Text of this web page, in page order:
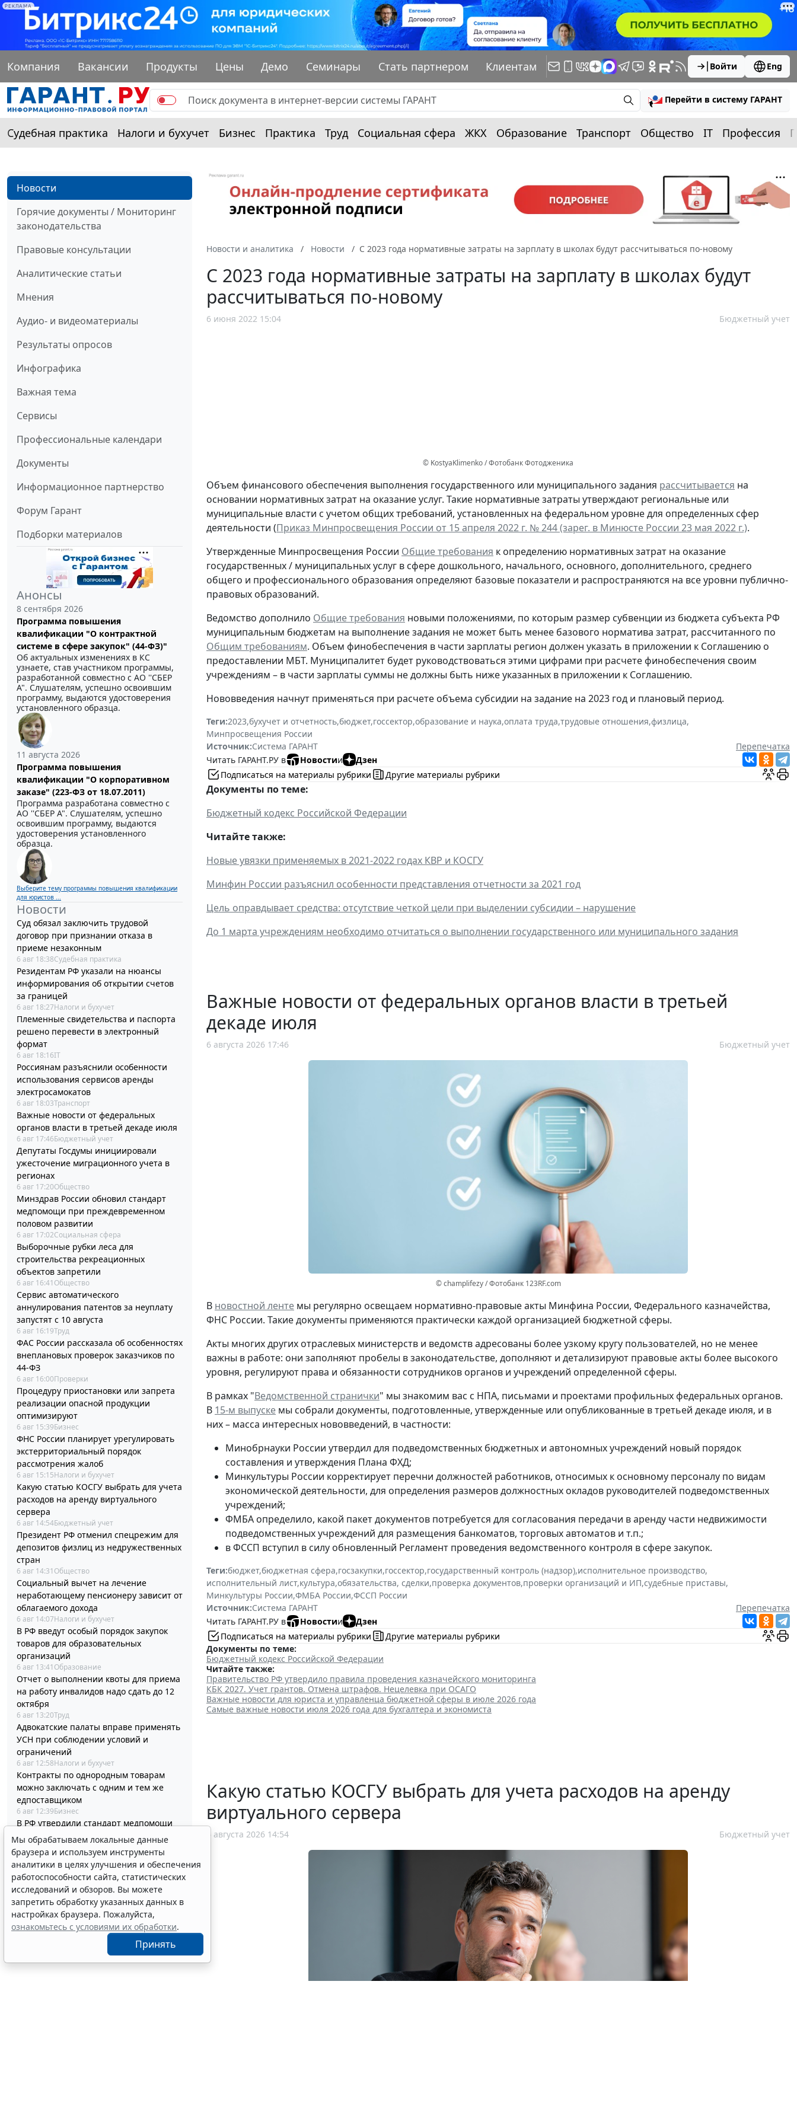
РЕКЛАМА
Компания Вакансии Продукты Цены Демо Семинары Стать партнером Клиентам Войти Eng
Перейти в систему ГАРАНТ
Судебная практика Налоги и бухучет Бизнес Практика Труд Социальная сфера ЖКХ Образование Транспорт Общество IT Профессия
Новости
Горячие документы / Мониторинг
законодательства
Правовые консультации
Аналитические статьи
Мнения
Аудио- и видеоматериалы
Результаты опросов
Инфографика
Важная тема
Сервисы
Профессиональные календари
Документы
Информационное партнерство
Форум Гарант
Подборки материалов
Анонсы
8 сентября 2026
Программа повышения
квалификации "О контрактной
системе в сфере закупок" (44-ФЗ)"
Об актуальных изменениях в КС
узнаете, став участником программы,
разработанной совместно с АО ''СБЕР
А". Слушателям, успешно освоившим
программу, выдаются удостоверения
установленного образца.
11 августа 2026
Программа повышения
квалификации "О корпоративном
заказе" (223-ФЗ от 18.07.2011)
Программа разработана совместно с
АО ''СБЕР А". Слушателям, успешно
освоившим программу, выдаются
удостоверения установленного
образца.
Выберите тему программы повышения квалификации
для юристов ...
Новости
Суд обязал заключить трудовой
договор при признании отказа в
приеме незаконным
6 авг 18:38Судебная практика
Резидентам РФ указали на нюансы
информирования об открытии счетов
за границей
6 авг 18:27Налоги и бухучет
Племенные свидетельства и паспорта
решено перевести в электронный
формат
6 авг 18:16IT
Россиянам разъяснили особенности
использования сервисов аренды
электросамокатов
6 авг 18:03Транспорт
Важные новости от федеральных
органов власти в третьей декаде июля
6 авг 17:46Бюджетный учет
Депутаты Госдумы инициировали
ужесточение миграционного учета в
регионах
6 авг 17:20Общество
Минздрав России обновил стандарт
медпомощи при преждевременном
половом развитии
6 авг 17:02Социальная сфера
Выборочные рубки леса для
строительства рекреационных
объектов запретили
6 авг 16:41 Общество
Сервис автоматического
аннулирования патентов за неуплату
запустят с 10 августа
6 авг 16:19Труд
ФАС России рассказала об особенностях
внеплановых проверок заказчиков по
44-ФЗ
6 авг 16:00Проверки
Процедуру приостановки или запрета
реализации опасной продукции
оптимизируют
6 авг 15:39Бизнес
ФНС России планирует урегулировать
экстерриториальный порядок
рассмотрения жалоб
6 авг 15:15Налоги и бухучет
Какую статью КОСГУ выбрать для учета
расходов на аренду виртуального
сервера
6 авг 14:54Бюджетный учет
Президент РФ отменил спецрежим для
депозитов физлиц из недружественных
стран
6 авг 14:31 Общество
Социальный вычет на лечение
неработающему пенсионеру зависит от
облагаемого дохода
6 авг 14:07Налоги и бухучет
В РФ введут особый порядок закупок
товаров для образовательных
организаций
6 авг 13:41 Образование
Отчет о выполнении квоты для приема
на работу инвалидов надо сдать до 12
октября
6 авг 13:20Труд
Адвокатские палаты вправе применять
УСН при соблюдении условий и
ограничений
6 авг 12:58Налоги и бухучет
Контракты по однородным товарам
можно заключать с одним и тем же
едпоставщиком
6 авг 12:39Бизнес
В РФ утвердили стандарт медпомощи
детям при наследственной
тирозинемии 1 типа
6 авг 12:10 Социальная сфера
Новости и аналитика Новости С 2023 года нормативные затраты на зарплату в школах будут рассчитываться по-новому
С 2023 года нормативные затраты на зарплату в школах будут
рассчитываться по-новому
6 июня 2022 15:04 Бюджетный учет
© KostyaKlimenko / Фотобанк Фотодженика
Объем финансового обеспечения выполнения государственного или муниципального задания рассчитывается на
основании нормативных затрат на оказание услуг. Такие нормативные затраты утверждают региональные или
муниципальные власти с учетом общих требований, установленных на федеральном уровне для определенных сфер
деятельности (Приказ Минпросвещения России от 15 апреля 2022 г. № 244 (зарег. в Минюсте России 23 мая 2022 г.).
Утвержденные Минпросвещения России Общие требования к определению нормативных затрат на оказание
государственных / муниципальных услуг в сфере дошкольного, начального, основного, дополнительного, среднего
общего и профессионального образования определяют базовые показатели и распространяются на все уровни публично-
правовых образований.
Ведомство дополнило Общие требования новыми положениями, по которым размер субвенции из бюджета субъекта РФ
муниципальным бюджетам на выполнение задания не может быть менее базового норматива затрат, рассчитанного по
Общим требованиям. Объем финобеспечения в части зарплаты регион должен указать в приложении к Соглашению о
предоставлении МБТ. Муниципалитет будет руководствоваться этими цифрами при расчете финобеспечения своим
учреждениям – в части зарплаты суммы не должны быть ниже указанных в приложении к Соглашению.
Нововведения начнут применяться при расчете объема субсидии на задание на 2023 год и плановый период.
Теги:2023,бухучет и отчетность,бюджет,госсектор,образование и наука,оплата труда,трудовые отношения,физлица,
Минпросвещения России
Источник:Система ГАРАНТ
Перепечатка
Читать ГАРАНТ.РУ в
Новостии
Дзен
Подписаться на материалы рубрики
Другие материалы рубрики
Документы по теме:
Бюджетный кодекс Российской Федерации
Читайте также:
Новые увязки применяемых в 2021-2022 годах КВР и КОСГУ
Минфин России разъяснил особенности представления отчетности за 2021 год
Цель оправдывает средства: отсутствие четкой цели при выделении субсидии – нарушение
До 1 марта учреждениям необходимо отчитаться о выполнении государственного или муниципального задания
Важные новости от федеральных органов власти в третьей
декаде июля
6 августа 2026 17:46 Бюджетный учет
© champlifezy / Фотобанк 123RF.com
В новостной ленте мы регулярно освещаем нормативно-правовые акты Минфина России, Федерального казначейства,
ФНС России. Такие документы применяются практически каждой организацией бюджетной сферы.
Акты многих других отраслевых министерств и ведомств адресованы более узкому кругу пользователей, но не менее
важны в работе: они заполняют пробелы в законодательстве, дополняют и детализируют правовые акты более высокого
уровня, регулируют права и обязанности сотрудников органов и учреждений определенной сферы.
В рамках "Ведомственной странички" мы знакомим вас с НПА, письмами и проектами профильных федеральных органов.
В 15-м выпуске мы собрали документы, подготовленные, утвержденные или опубликованные в третьей декаде июля, и в
них – масса интересных нововведений, в частности:
Минобрнауки России утвердил для подведомственных бюджетных и автономных учреждений новый порядок
составления и утверждения Плана ФХД;
Минкультуры России корректирует перечни должностей работников, относимых к основному персоналу по видам
экономической деятельности, для определения размеров должностных окладов руководителей подведомственных
учреждений;
ФМБА определило, какой пакет документов потребуется для согласования передачи в аренду части недвижимости
подведомственных учреждений для размещения банкоматов, торговых автоматов и т.п.;
в ФССП вступил в силу обновленный Регламент проведения ведомственного контроля в сфере закупок.
Теги:бюджет,бюджетная сфера,госзакупки,госсектор,государственный контроль (надзор),исполнительное производство,
исполнительный лист,культура,обязательства, сделки,проверка документов,проверки организаций и ИП,судебные приставы,
Минкультуры России,ФМБА России,ФССП России
Источник:Система ГАРАНТ
Перепечатка
Читать ГАРАНТ.РУ в
Новостии
Дзен
Подписаться на материалы рубрики
Другие материалы рубрики
Документы по теме:
Бюджетный кодекс Российской Федерации
Читайте также:
Правительство РФ утвердило правила проведения казначейского мониторинга
КБК 2027. Учет грантов. Отмена штрафов. Нецелевка при ОСАГО
Важные новости для юриста и управленца бюджетной сферы в июле 2026 года
Самые важные новости июля 2026 года для бухгалтера и экономиста
Какую статью КОСГУ выбрать для учета расходов на аренду
виртуального сервера
6 августа 2026 14:54 Бюджетный учет
Мы обрабатываем локальные данные
браузера и используем инструменты
аналитики в целях улучшения и обеспечения
работоспособности сайта, статистических
исследований и обзоров. Вы можете
запретить обработку указанных данных в
настройках браузера. Пожалуйста,
ознакомьтесь с условиями их обработки.
Принять